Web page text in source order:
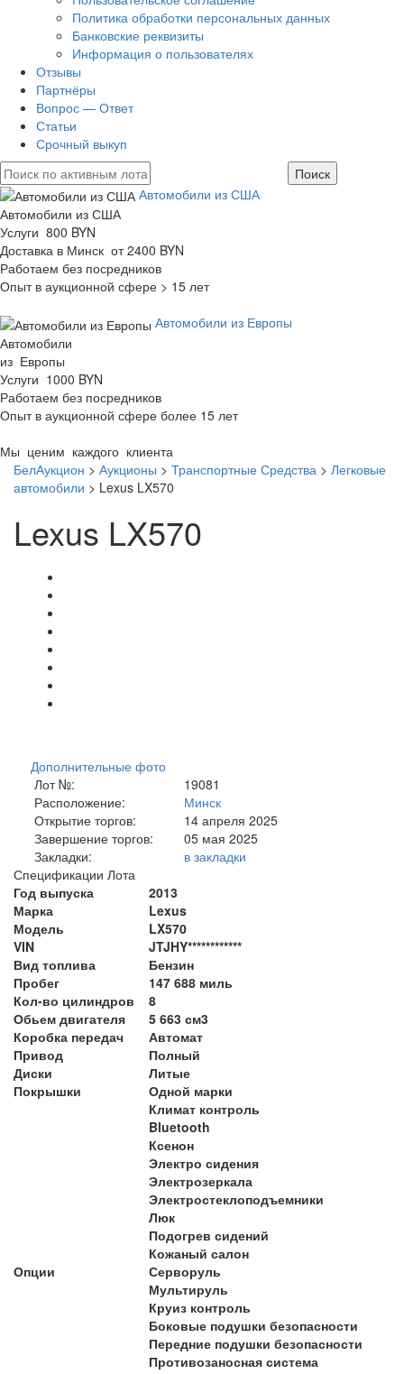
Политика обработки персональных данных
Банковские реквизиты
Информация о пользователях
Отзывы
Партнёры
Вопрос — Ответ
Статьи
Срочный выкуп
Автомобили из США
Автомобили из США
Услуги 800 BYN
Доставка в Минск от 2400 BYN
Работаем без посредников
Опыт в аукционной сфере > 15 лет
Автомобили из Европы
Автомобили
из Европы
Услуги 1000 BYN
Работаем без посредников
Опыт в аукционной сфере более 15 лет
Мы ценим каждого клиента
БелАукцион > Аукционы > Транспортные Средства > Легковые
автомобили > Lexus LX570
Lexus LX570
Дополнительные фото
Лот №:
19081
Расположение:
Минск
Открытие торгов:
14 апреля 2025
Завершение торгов:
05 мая 2025
Закладки:
в закладки
Спецификации Лота
Год выпуска
2013
Марка
Lexus
Модель
LX570
VIN
JTJHY************
Вид топлива
Бензин
Пробег
147 688 миль
Кол-во цилиндров
8
Обьем двигателя
5 663 см3
Коробка передач
Автомат
Привод
Полный
Диски
Литые
Покрышки
Одной марки
Опции
Климат контроль
Bluetooth
Ксенон
Электро сидения
Электрозеркала
Электростеклоподъемники
Люк
Подогрев сидений
Кожаный салон
Серворуль
Мультируль
Круиз контроль
Боковые подушки безопасности
Передние подушки безопасности
Противозаносная система